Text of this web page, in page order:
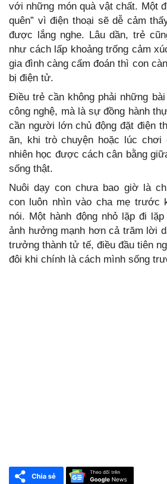
với những món quà vật chất. Một
quên” vì điện thoại sẽ dễ cảm
được lắng nghe. Lâu dần, trẻ
như cách lấp khoảng trống cảm
gia đình càng cấm đoán thì con
bị điện tử.
Điều trẻ cần không phải những
công nghệ, mà là sự đồng hành
cần người lớn chủ động đặt điện
ăn, khi trò chuyện hoặc lúc
nhiên học được cách cân bằng
sống thật.
Nuôi dạy con chưa bao giờ là
con luôn nhìn vào cha mẹ trước
nói. Một hành động nhỏ lặp đi
ảnh hưởng mạnh hơn cả trăm lời
trưởng thành tử tế, điều đầu tiên
đôi khi chính là cách mình sống